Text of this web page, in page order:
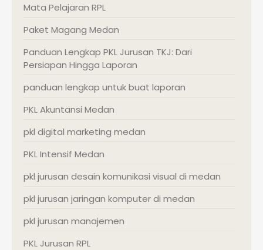
Mata Pelajaran RPL
Paket Magang Medan
Panduan Lengkap PKL Jurusan TKJ: Dari
Persiapan Hingga Laporan
panduan lengkap untuk buat laporan
PKL Akuntansi Medan
pkl digital marketing medan
PKL Intensif Medan
pkl jurusan desain komunikasi visual di medan
pkl jurusan jaringan komputer di medan
pkl jurusan manajemen
PKL Jurusan RPL